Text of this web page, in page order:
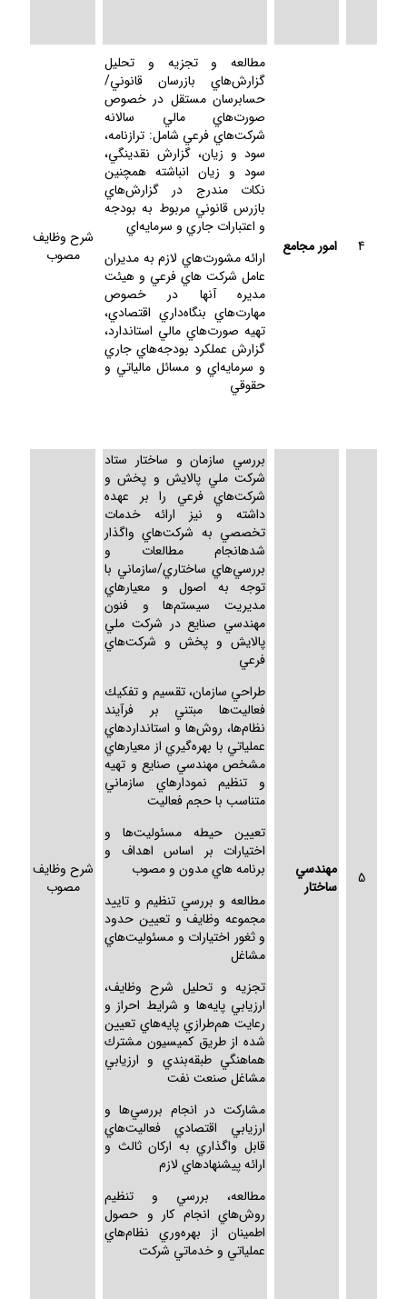
4 امور مجامع
مطالعه و تجزيه و تحليل
گزارش‌هاي بازرسان قانوني/
حسابرسان مستقل در خصوص
صورت‌هاي مالي سالانه
شركت‌هاي فرعي شامل: ترازنامه،
سود و زيان، گزارش نقدينگي،
سود و زيان انباشته همچنين
نكات مندرج در گزارش‌هاي
بازرس قانوني مربوط به بودجه
و اعتبارات جاري و سرمايه‌اي
ارائه مشورت‌هاي لازم به مديران
عامل شركت هاي فرعي و هيئت
مديره آنها در خصوص
مهارت‌هاي بنگاه‌داري اقتصادي،
تهيه صورت‌هاي مالي استاندارد،
گزارش عملكرد بودجه‌هاي جاري
و سرمايه‌اي و مسائل مالياتي و
حقوقي
شرح وظايف
مصوب
5
مهندسي
ساختار
بررسي سازمان و ساختار ستاد
شركت ملي پالايش و پخش و
شركت‌هاي فرعي را بر عهده
داشته و نيز ارائه خدمات
تخصصي به شركت‌هاي واگذار
شدهانجام مطالعات و
بررسي‌هاي ساختاري/سازماني با
توجه به اصول و معيارهاي
مديريت سيستم‌ها و فنون
مهندسي صنايع در شركت ملي
پالايش و پخش و شركت‌هاي
فرعي
طراحي سازمان، تقسيم و تفكيك
فعاليت‌ها مبتني بر فرآيند
نظام‌ها، روش‌ها و استانداردهاي
عملياتي با بهره‌گيري از معيارهاي
مشخص مهندسي صنايع و تهيه
و تنظيم نمودارهاي سازماني
متناسب با حجم فعاليت
تعيين حيطه مسئوليت‌ها و
اختيارات بر اساس اهداف و
برنامه هاي مدون و مصوب
مطالعه و بررسي تنظيم و تاييد
مجموعه وظايف و تعيين حدود
و ثغور اختيارات و مسئوليت‌هاي
مشاغل
تجزيه و تحليل شرح وظايف،
ارزيابي پايه‌ها و شرايط احراز و
رعايت هم‌طرازي پايه‌هاي تعيين
شده از طريق كميسيون مشترك
هماهنگي طبقه‌بندي و ارزيابي
مشاغل صنعت نفت
مشاركت در انجام بررسي‌ها و
ارزيابي اقتصادي فعاليت‌هاي
قابل واگذاري به اركان ثالث و
ارائه پيشنهادهاي لازم
مطالعه، بررسي و تنظيم
روش‌هاي انجام كار و حصول
اطمينان از بهره‌وري نظام‌هاي
عملياتي و خدماتي شركت
شرح وظايف
مصوب